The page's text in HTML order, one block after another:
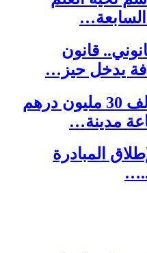
السابعة…
قانون
يدخل حيز…
أكادير.. القضاء يطوي ملف 30 مليون درهم
مدينة…
بالذكرى الـ21 لإطلاق المبادرة